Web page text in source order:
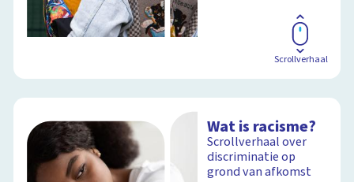
Scrollverhaal
Wat is racisme?
Scrollverhaal over
discriminatie op
grond van afkomst